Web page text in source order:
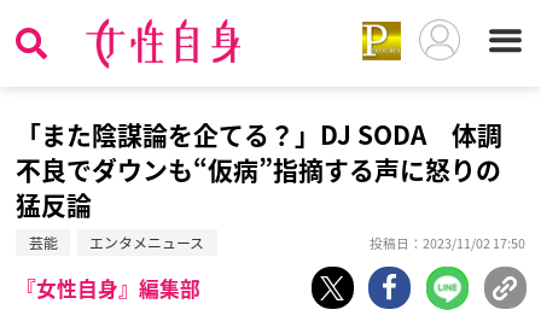
「また陰謀論を企てる？」DJ SODA 体調
不良でダウンも“仮病”指摘する声に怒りの
猛反論
芸能 エンタメニュース 投稿日：2023/11/02 17:50
『女性自身』編集部